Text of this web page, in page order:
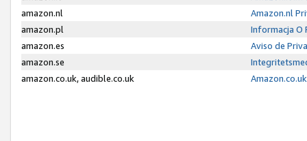
amazon.nl
Amazon.nl
amazon.pl
Informacja O
amazon.es
Aviso de
amazon.se
amazon.co.uk, audible.co.uk